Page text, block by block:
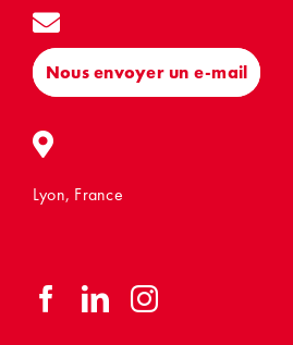
Nous envoyer un e-mail
Lyon, France